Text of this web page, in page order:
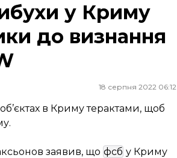
у Криму
до визнання
18 серпня 2022 06:12
в Криму терактами, щоб
заявив, що фсб у Криму